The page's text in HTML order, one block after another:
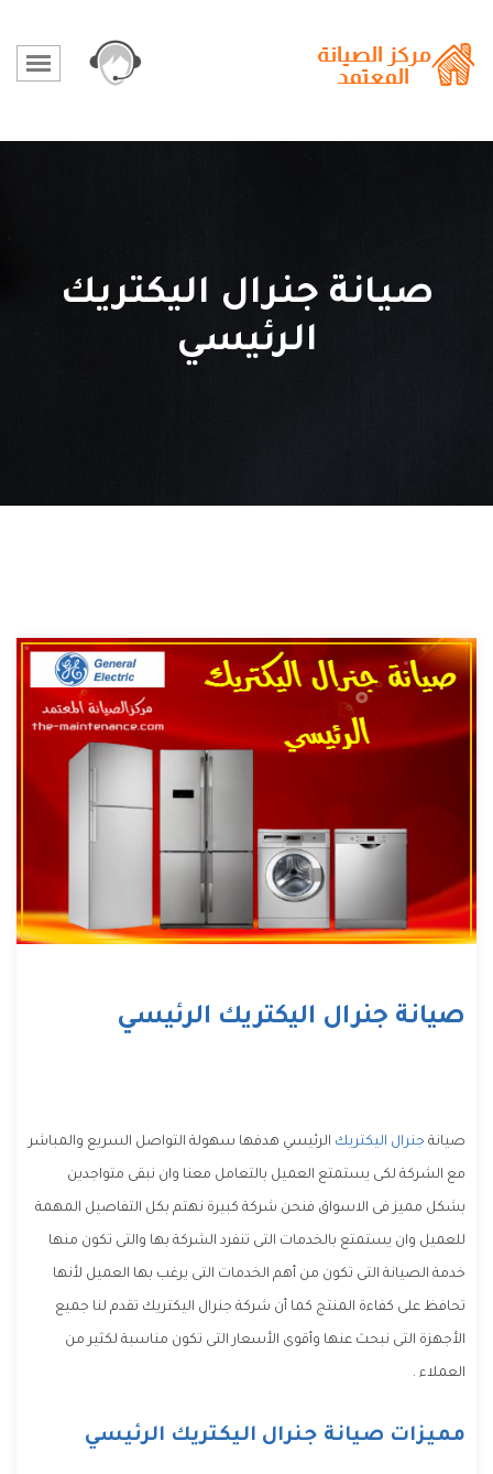
صيانة جنرال اليكتريك
الرئيسي
صيانة جنرال اليكتريك الرئيسي
صيانة جنرال اليكتريك الرئيسي هدفها سهولة التواصل السريع والمباشر
مع الشركة لكى يستمتع العميل بالتعامل معنا وان نبقى متواجدين
بشكل مميز فى الاسواق فنحن شركة كبيرة نهتم بكل التفاصيل المهمة
للعميل وان يستمتع بالخدمات التى تنفرد الشركة بها والتى تكون منها
خدمة الصيانة التى تكون من أهم الخدمات التى يرغب بها العميل لأنها
تحافظ على كفاءة المنتج كما أن شركة جنرال اليكتريك تقدم لنا جميع
الأجهزة التى نبحث عنها وأقوى الأسعار التى تكون مناسبة لكثير من
العملاء .
مميزات صيانة جنرال اليكتريك الرئيسي